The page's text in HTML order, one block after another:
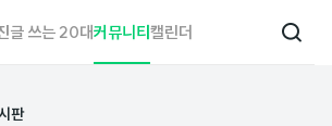
글 쓰는 20대커뮤니티캘린더
검
판